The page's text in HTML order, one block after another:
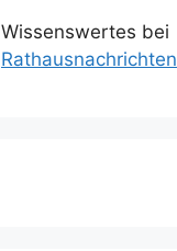
Wissenswertes bei
Rathausnachrichten